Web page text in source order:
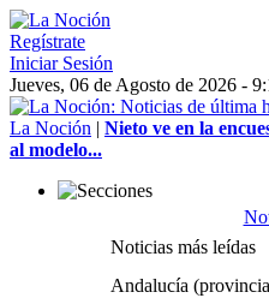
Regístrate
Iniciar Sesión
Jueves, 06 de Agosto de 2026 -
La Noción | Nieto ve en la
al modelo...
Noticias más leídas
Andalucía